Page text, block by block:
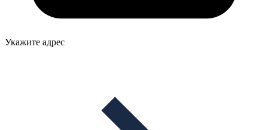
Укажите адрес